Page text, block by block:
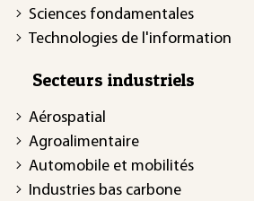
Sciences fondamentales
Technologies de l'information
Secteurs industriels
Aérospatial
Agroalimentaire
Automobile et mobilités
Industries bas carbone